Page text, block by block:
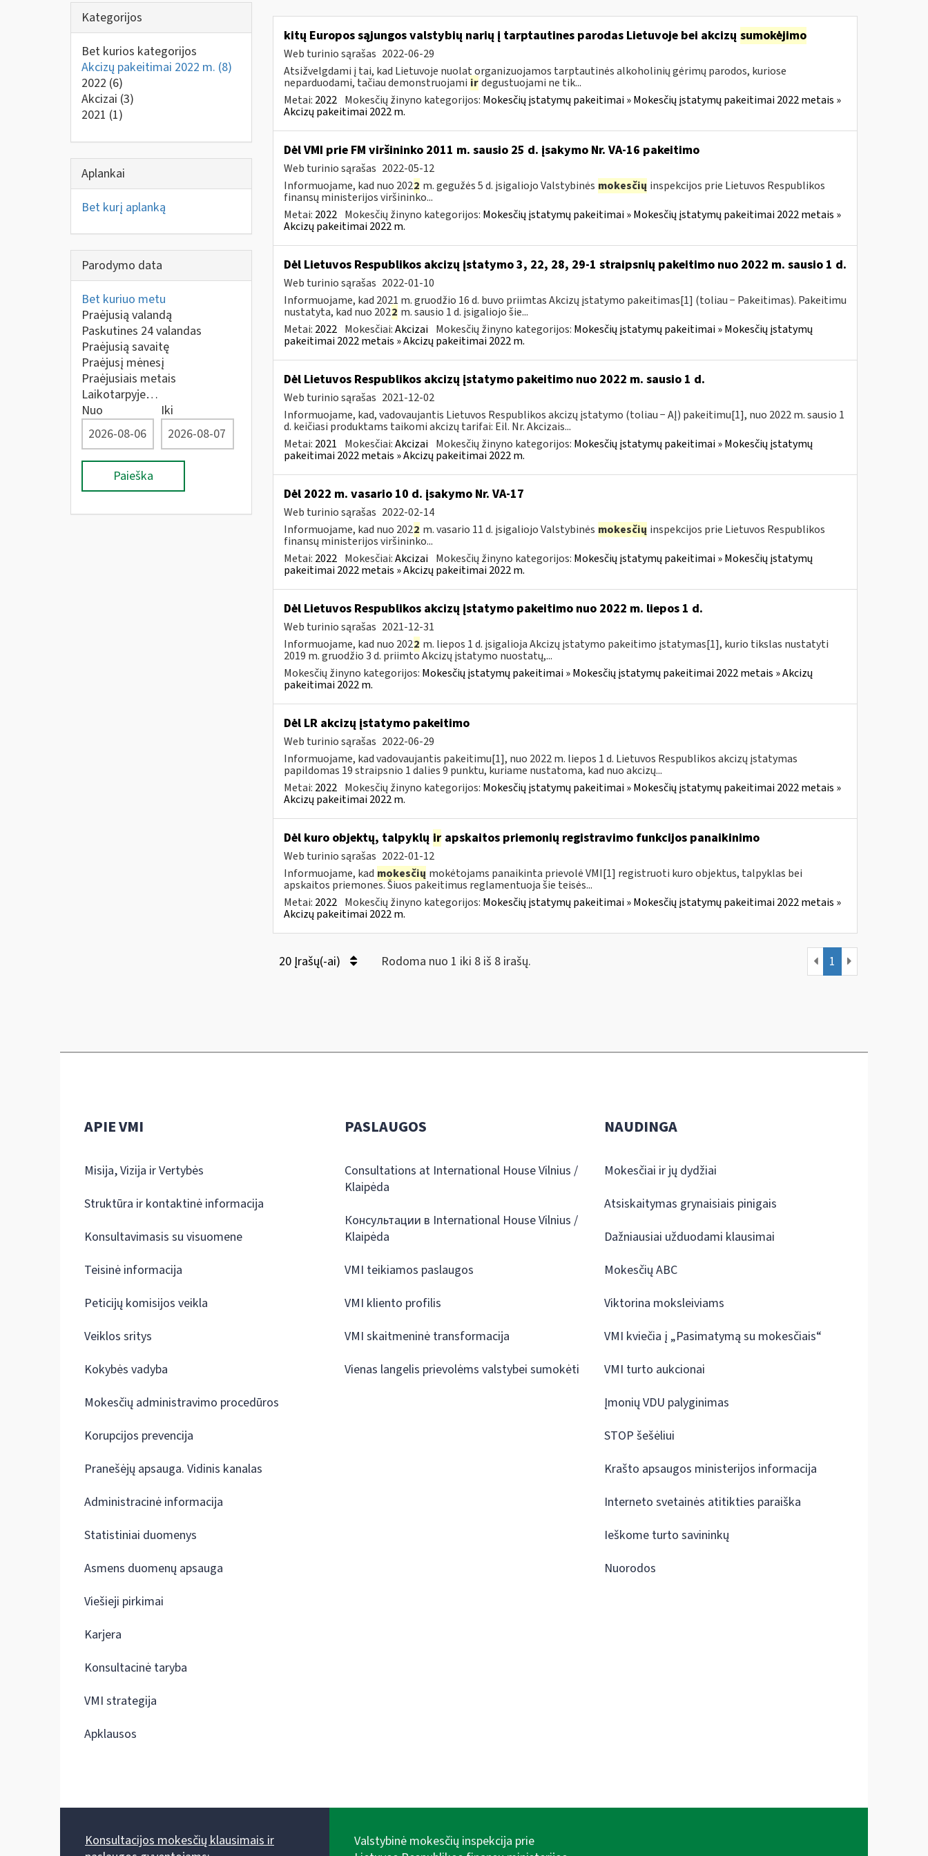
Kategorijos
Bet kurios kategorijos
Akcizų pakeitimai 2022 m. (8)
2022 (6)
Akcizai (3)
2021 (1)
Aplankai
Bet kurį aplanką
Parodymo data
Bet kuriuo metu
Praėjusią valandą
Paskutines 24 valandas
Praėjusią savaitę
Praėjusį mėnesį
Praėjusiais metais
Laikotarpyje…
Nuo
Iki
Paieška
kitų Europos sąjungos valstybių narių į tarptautines parodas Lietuvoje bei akcizų sumokėjimo
Web turinio sąrašas 2022-06-29
Atsižvelgdami į tai, kad Lietuvoje nuolat organizuojamos tarptautinės alkoholinių gėrimų parodos, kuriose
neparduodami, tačiau demonstruojami ir degustuojami ne tik...
Metai: 2022 Mokesčių žinyno kategorijos: Mokesčių įstatymų pakeitimai » Mokesčių įstatymų pakeitimai 2022 metais »
Akcizų pakeitimai 2022 m.
Dėl VMI prie FM viršininko 2011 m. sausio 25 d. įsakymo Nr. VA-16 pakeitimo
Web turinio sąrašas 2022-05-12
Informuojame, kad nuo 2022 m. gegužės 5 d. įsigaliojo Valstybinės mokesčių inspekcijos prie Lietuvos Respublikos
finansų ministerijos viršininko...
Metai: 2022 Mokesčių žinyno kategorijos: Mokesčių įstatymų pakeitimai » Mokesčių įstatymų pakeitimai 2022 metais »
Akcizų pakeitimai 2022 m.
Dėl Lietuvos Respublikos akcizų įstatymo 3, 22, 28, 29-1 straipsnių pakeitimo nuo 2022 m. sausio 1 d.
Web turinio sąrašas 2022-01-10
Informuojame, kad 2021 m. gruodžio 16 d. buvo priimtas Akcizų įstatymo pakeitimas[1] (toliau − Pakeitimas). Pakeitimu
nustatyta, kad nuo 2022 m. sausio 1 d. įsigaliojo šie...
Metai: 2022 Mokesčiai:Akcizai Mokesčių žinyno kategorijos: Mokesčių įstatymų pakeitimai » Mokesčių įstatymų
pakeitimai 2022 metais » Akcizų pakeitimai 2022 m.
Dėl Lietuvos Respublikos akcizų įstatymo pakeitimo nuo 2022 m. sausio 1 d.
Web turinio sąrašas 2021-12-02
Informuojame, kad, vadovaujantis Lietuvos Respublikos akcizų įstatymo (toliau − AĮ) pakeitimu[1], nuo 2022 m. sausio 1
d. keičiasi produktams taikomi akcizų tarifai: Eil. Nr. Akcizais...
Metai: 2021 Mokesčiai:Akcizai Mokesčių žinyno kategorijos: Mokesčių įstatymų pakeitimai » Mokesčių įstatymų
pakeitimai 2022 metais » Akcizų pakeitimai 2022 m.
Dėl 2022 m. vasario 10 d. įsakymo Nr. VA-17
Web turinio sąrašas 2022-02-14
Informuojame, kad nuo 2022 m. vasario 11 d. įsigaliojo Valstybinės mokesčių inspekcijos prie Lietuvos Respublikos
finansų ministerijos viršininko...
Metai: 2022 Mokesčiai:Akcizai Mokesčių žinyno kategorijos: Mokesčių įstatymų pakeitimai » Mokesčių įstatymų
pakeitimai 2022 metais » Akcizų pakeitimai 2022 m.
Dėl Lietuvos Respublikos akcizų įstatymo pakeitimo nuo 2022 m. liepos 1 d.
Web turinio sąrašas 2021-12-31
Informuojame, kad nuo 2022 m. liepos 1 d. įsigalioja Akcizų įstatymo pakeitimo įstatymas[1], kurio tikslas nustatyti
2019 m. gruodžio 3 d. priimto Akcizų įstatymo nuostatų,...
Mokesčių žinyno kategorijos: Mokesčių įstatymų pakeitimai » Mokesčių įstatymų pakeitimai 2022 metais » Akcizų
pakeitimai 2022 m.
Dėl LR akcizų įstatymo pakeitimo
Web turinio sąrašas 2022-06-29
Informuojame, kad vadovaujantis pakeitimu[1], nuo 2022 m. liepos 1 d. Lietuvos Respublikos akcizų įstatymas
papildomas 19 straipsnio 1 dalies 9 punktu, kuriame nustatoma, kad nuo akcizų...
Metai: 2022 Mokesčių žinyno kategorijos: Mokesčių įstatymų pakeitimai » Mokesčių įstatymų pakeitimai 2022 metais »
Akcizų pakeitimai 2022 m.
Dėl kuro objektų, talpyklų irapskaitos priemonių registravimo funkcijos panaikinimo
Web turinio sąrašas 2022-01-12
Informuojame, kad mokesčių mokėtojams panaikinta prievolė VMI[1] registruoti kuro objektus, talpyklas bei
apskaitos priemones. Šiuos pakeitimus reglamentuoja šie teisės...
Metai: 2022 Mokesčių žinyno kategorijos: Mokesčių įstatymų pakeitimai » Mokesčių įstatymų pakeitimai 2022 metais »
Akcizų pakeitimai 2022 m.
20 Įrašų(-ai) Rodoma nuo 1 iki 8 iš 8 irašų. 1
APIE VMI
Misija, Vizija ir Vertybės
Struktūra ir kontaktinė informacija
Konsultavimasis su visuomene
Teisinė informacija
Peticijų komisijos veikla
Veiklos sritys
Kokybės vadyba
Mokesčių administravimo procedūros
Korupcijos prevencija
Pranešėjų apsauga. Vidinis kanalas
Administracinė informacija
Statistiniai duomenys
Asmens duomenų apsauga
Viešieji pirkimai
Karjera
Konsultacinė taryba
VMI strategija
Apklausos
PASLAUGOS
Consultations at International House Vilnius /
Klaipėda
Консультации в International House Vilnius /
Klaipėda
VMI teikiamos paslaugos
VMI kliento profilis
VMI skaitmeninė transformacija
Vienas langelis prievolėms valstybei sumokėti
NAUDINGA
Mokesčiai ir jų dydžiai
Atsiskaitymas grynaisiais pinigais
Dažniausiai užduodami klausimai
Mokesčių ABC
Viktorina moksleiviams
VMI kviečia į „Pasimatymą su mokesčiais“
VMI turto aukcionai
Įmonių VDU palyginimas
STOP šešėliui
Krašto apsaugos ministerijos informacija
Interneto svetainės atitikties paraiška
Ieškome turto savininkų
Nuorodos
Konsultacijos mokesčių klausimais ir
Valstybinė mokesčių inspekcija prie